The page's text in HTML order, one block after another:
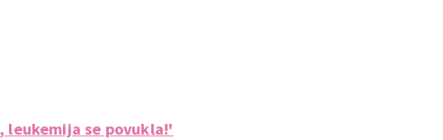
leukemija se povukla!'